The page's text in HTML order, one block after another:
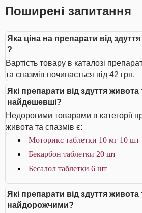
Поширені запитання
Яка ціна на препарати від
?
Вартість товару в каталозі
та спазмів починається від 42 грн.
Які препарати від здуття живота
найдешевші?
Недорогими товарами в категорії
живота та спазмів є:
Моторикс таблетки 10 мг 10 шт
Бекарбон таблетки 20 шт
Бесалол таблетки 6 шт
Які препарати від здуття живота
найдорожчими?